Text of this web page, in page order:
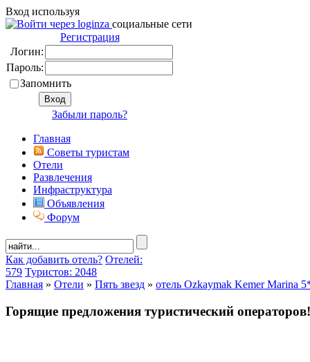
Вход используя
социальные сети
Регистрация
Логин:
Пароль:
Запомнить
Забыли пароль?
Главная
Советы туристам
Отели
Развлечения
Инфраструктура
Объявления
Форум
Как добавить отель? Отелей:
579 Туристов: 2048
Главная » Отели » Пять звезд » отель Ozkaymak Kemer Marina
Горящие предложения туристический операторов!